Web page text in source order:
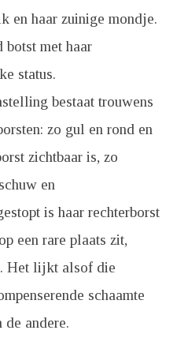
en haar zuinige mondje.
met haar
status.
bestaat trouwens
zo gul en rond en
zichtbaar is, zo
en
is haar rechterborst
een rare plaats zit,
Het lijkt alsof die
schaamte
andere.